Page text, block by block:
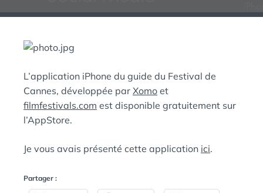
L
A
S
L’application iPhone du guide du Festival de
Cannes, développée par Xomo et
filmfestivals.com est disponible gratuitement sur
l’AppStore.
Je vous avais présenté cette application ici.
Partager :